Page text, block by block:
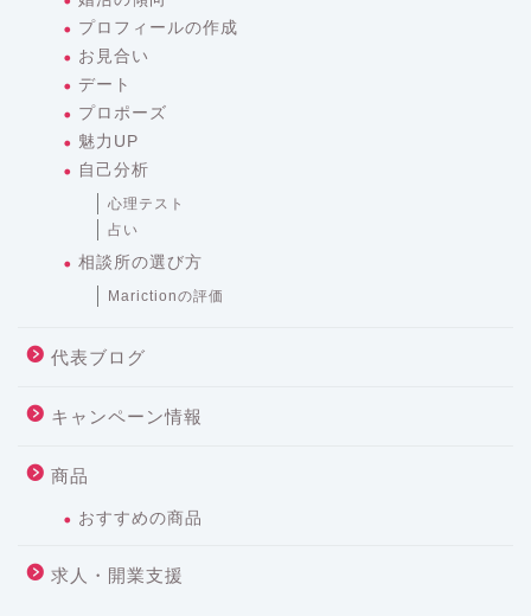
プロフィールの作成
お見合い
デート
プロポーズ
魅力UP
自己分析
心理テスト
占い
相談所の選び方
Marictionの評価
代表ブログ
キャンペーン情報
商品
おすすめの商品
求人・開業支援